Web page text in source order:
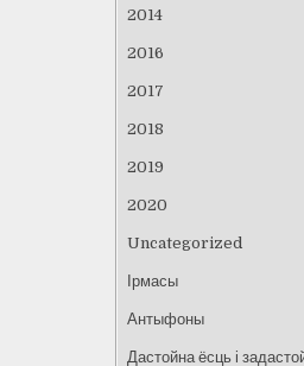
2014
2016
2017
2018
2019
2020
Uncategorized
Ірмасы
Антыфоны
Дастойна ёсць і